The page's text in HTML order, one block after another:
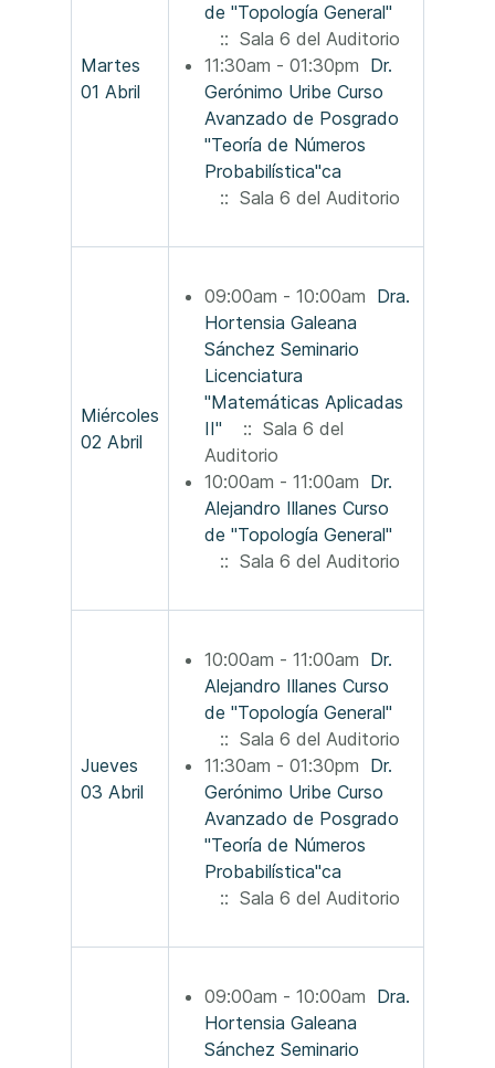
Martes
01 Abril
de "Topología General"
:: Sala 6 del Auditorio
11:30am - 01:30pm Dr.
Gerónimo Uribe Curso
Avanzado de Posgrado
"Teoría de Números
Probabilística"ca
:: Sala 6 del Auditorio
Miércoles
02 Abril
09:00am - 10:00am Dra.
Hortensia Galeana
Sánchez Seminario
Licenciatura
"Matemáticas Aplicadas
II"
:: Sala 6 del
Auditorio
10:00am - 11:00am Dr.
Alejandro Illanes Curso
de "Topología General"
:: Sala 6 del Auditorio
Jueves
03 Abril
10:00am - 11:00am Dr.
Alejandro Illanes Curso
de "Topología General"
:: Sala 6 del Auditorio
11:30am - 01:30pm Dr.
Gerónimo Uribe Curso
Avanzado de Posgrado
"Teoría de Números
Probabilística"ca
:: Sala 6 del Auditorio
09:00am - 10:00am Dra.
Hortensia Galeana
Sánchez Seminario